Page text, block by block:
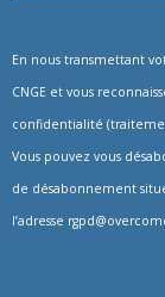
En nous transmettant
CNGE et vous
confidentialité
Vous pouvez vous
de désabonnement
l’adresse